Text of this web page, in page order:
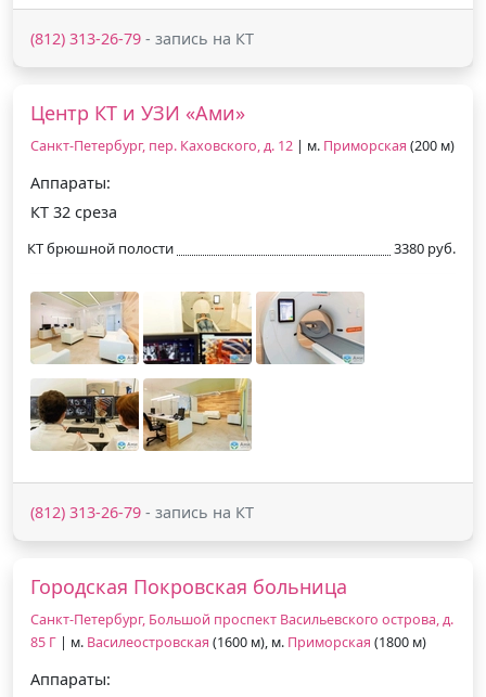
(812) 313-26-79 - запись на КТ
Центр КТ и УЗИ «Ами»
Санкт-Петербург, пер. Каховского, д. 12 | м. Приморская (200 м)
Аппараты:
КТ 32 среза
КТ брюшной полости 3380 руб.
(812) 313-26-79 - запись на КТ
Городская Покровская больница
Санкт-Петербург, Большой проспект Васильевского острова, д.
85 Г | м. Василеостровская (1600 м), м. Приморская (1800 м)
Аппараты: